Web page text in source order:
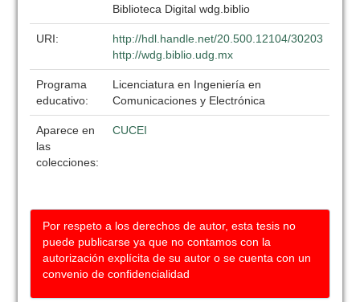
Biblioteca Digital wdg.biblio
URI:
http://hdl.handle.net/20.500.12104/30203
http://wdg.biblio.udg.mx
Programa
educativo:
Licenciatura en Ingeniería en
Comunicaciones y Electrónica
Aparece en
las
colecciones:
CUCEI
Por respeto a los derechos de autor, esta tesis no
puede publicarse ya que no contamos con la
autorización explícita de su autor o se cuenta con un
convenio de confidencialidad